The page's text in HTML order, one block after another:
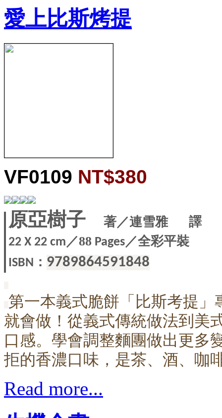
愛上比斯烤提
VF0109 NT$380
原亞樹子 著／連雪雅 譯
22 X 22 cm／88 Pages／全彩平裝
ISBN ： 9789864591848
第一本義式脆餅「比斯考提
就會做！從義式傳統做法到美
口感。學會調整麵團做出更多
拒的香濃口味，是茶、酒、咖
Read more...